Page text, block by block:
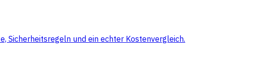
Sicherheitsregeln und ein echter Kostenvergleich.